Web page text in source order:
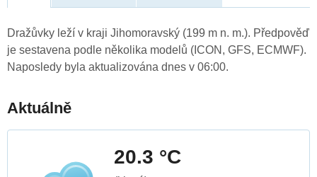
Dražůvky leží v kraji Jihomoravský (199 m n. m.). Předpověď
je sestavena podle několika modelů (ICON, GFS, ECMWF).
Naposledy byla aktualizována dnes v 06:00.
Aktuálně
20.3 °C